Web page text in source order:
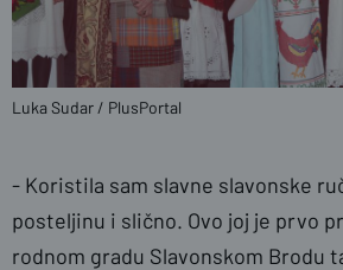
Luka Sudar / PlusPortal
- Koristila sam slavne slavonske
posteljinu i slično. Ovo joj je prvo
rodnom gradu Slavonskom Brodu